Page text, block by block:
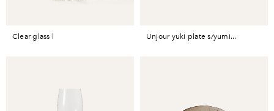
clear glass l unjour yuki plate s/yumi...